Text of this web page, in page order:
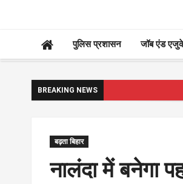
पुलिस प्रशासन जॉब एंड
BREAKING NEWS
बढ़ता बिहार
नालंदा में बनेगा